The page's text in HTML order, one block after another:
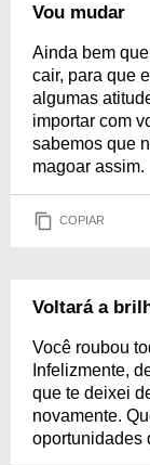
Vou mudar
Ainda bem
cair, para que
algumas
importar com
sabemos que
magoar assim.
COPIAR
Voltará a
Você roubou
Infelizmente,
que te deixei
novamente.
oportunidades